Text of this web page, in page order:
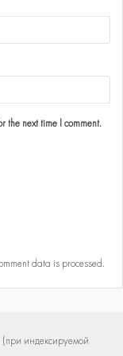
the next time I comment.
data is processed.
индексируемой